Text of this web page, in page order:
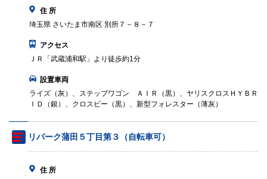
住 所
埼玉県 さいたま市南区 別所７－８－７
アクセス
ＪＲ「武蔵浦和駅」より徒歩約1分
設置車両
ライズ（灰）、ステップワゴン ＡＩＲ（黒）、ヤリスクロスＨＹＢＲ
ＩＤ（銀）、クロスビー（黒）、新型フォレスター（薄灰）
リパーク蒲田５丁目第３（自転車可）
住 所